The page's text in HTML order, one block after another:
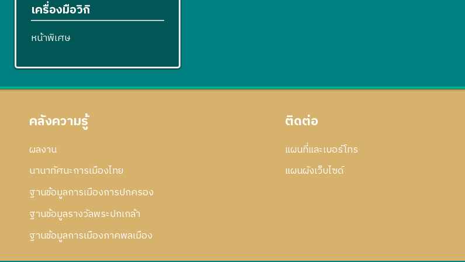
เครื่องมือวิกิ
หน้าพิเศษ
คลังความรู้
ผลงาน
นานาทัศนะการเมืองไทย
ฐานข้อมูลการเมืองการปกครอง
ฐานข้อมูลรางวัลพระปกเกล้า
ฐานข้อมูลการเมืองภาคพลเมือง
ติดต่อ
แผนที่และเบอร์โทร
แผนผังเว็บไซด์